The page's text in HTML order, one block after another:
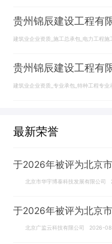
贵州锦辰建设工程有
建筑业企业资质_施工总承包_电力工程施
贵州锦辰建设工程有
建筑业企业资质_专业承包_特种工程专
最新荣誉
于2026年被评为北京
北京市华宇博泰科技发展有限公
于2026年被评为北京
北京广监云科技有限公司 2026-